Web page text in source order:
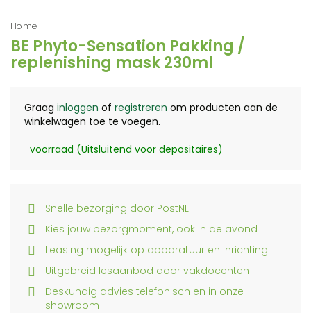
Home
BE Phyto-Sensation Pakking /
replenishing mask 230ml
Graag inloggen of registreren om producten aan de
winkelwagen toe te voegen.
voorraad (Uitsluitend voor depositaires)
Snelle bezorging door PostNL
Kies jouw bezorgmoment, ook in de avond
Leasing mogelijk op apparatuur en inrichting
Uitgebreid lesaanbod door vakdocenten
Deskundig advies telefonisch en in onze
showroom